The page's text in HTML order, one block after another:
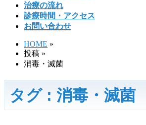
治療の流れ
診療時間・アクセス
お問い合わせ
HOME »
投稿 »
消毒・滅菌
タグ : 消毒・滅菌